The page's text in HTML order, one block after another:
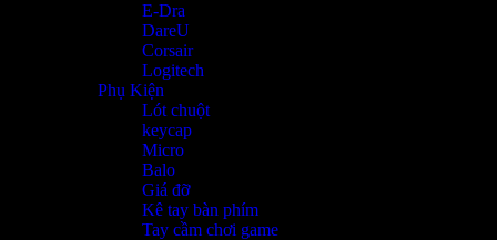
E-Dra
DareU
Corsair
Logitech
Phụ Kiện
Lót chuột
keycap
Micro
Balo
Giá đỡ
Kê tay bàn phím
Tay cầm chơi game